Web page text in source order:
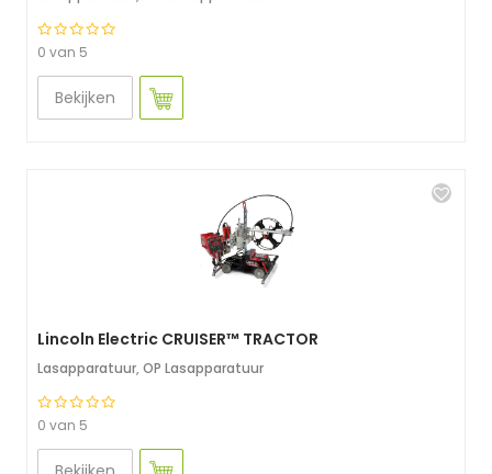
0 van 5
Bekijken
Lincoln Electric CRUISER™ TRACTOR
Lasapparatuur, OP Lasapparatuur
0 van 5